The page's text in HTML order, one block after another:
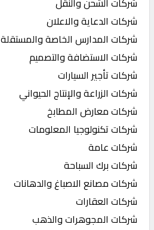
القطري
POWERED
QHOST
شركات الدعاية والاعلان
شركات المدارس الخاصة والمستقلة
شركات الاستضافة والتصميم
شركات تأجير السيارات
شركات الزراعة والإنتاج الحيواني
شركات معارض المطابخ
شركات تكنولوجيا المعلومات
شركات عامة
شركات برك السباحة
شركات مصانع الاصباغ والدهانات
شركات العقارات
شركات المجوهرات والذهب